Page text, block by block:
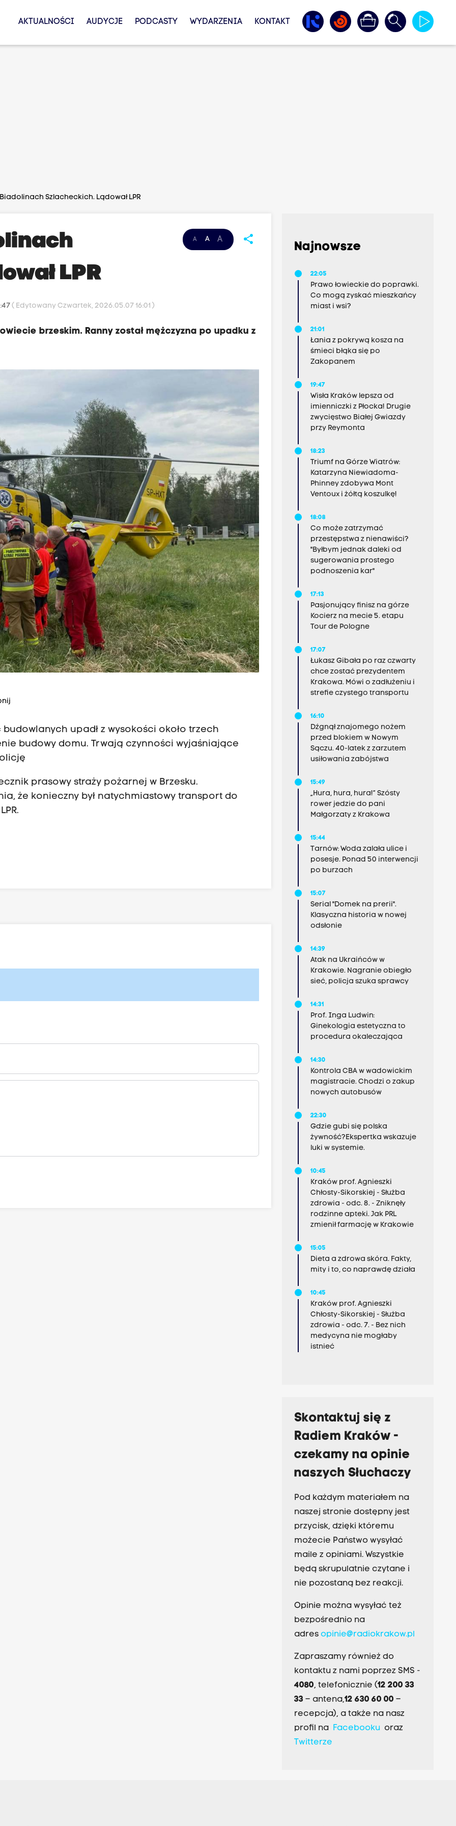
AKTUALNOŚCI AUDYCJE PODCASTY WYDARZENIA KONTAKT
Szlacheckich. Lądował LPR
A A A share
LPR
( Edytowany Czwartek, 2026.05.07 16:01 )
brzeskim. Ranny został mężczyzna po upadku z
upadł z wysokości około trzech
budowy domu. Trwają czynności wyjaśniające
prasowy straży pożarnej w Brzesku.
że konieczny był natychmiastowy transport do
Najnowsze
22:05
Prawo łowieckie do poprawki.
Co mogą zyskać mieszkańcy
miast i wsi?
21:01
Łania z pokrywą kosza na
śmieci błąka się po
Zakopanem
19:47
Wisła Kraków lepsza od
imienniczki z Płocka! Drugie
zwycięstwo Białej Gwiazdy
przy Reymonta
18:23
Triumf na Górze Wiatrów:
Katarzyna Niewiadoma-
Phinney zdobywa Mont
Ventoux i żółtą koszulkę!
18:08
Co może zatrzymać
przestępstwa z nienawiści?
"Byłbym jednak daleki od
sugerowania prostego
podnoszenia kar"
17:13
Pasjonujący finisz na górze
Kocierz na mecie 5. etapu
Tour de Pologne
17:07
Łukasz Gibała po raz czwarty
chce zostać prezydentem
Krakowa. Mówi o zadłużeniu i
strefie czystego transportu
16:10
Dźgnął znajomego nożem
przed blokiem w Nowym
Sączu. 40-latek z zarzutem
usiłowania zabójstwa
15:49
„Hura, hura, hura!” Szósty
rower jedzie do pani
Małgorzaty z Krakowa
15:44
Tarnów: Woda zalała ulice i
posesje. Ponad 50 interwencji
po burzach
15:07
Serial "Domek na prerii".
Klasyczna historia w nowej
odsłonie
14:39
Atak na Ukraińców w
Krakowie. Nagranie obiegło
sieć, policja szuka sprawcy
14:31
Prof. Inga Ludwin:
Ginekologia estetyczna to
procedura okaleczająca
14:30
Kontrola CBA w wadowickim
magistracie. Chodzi o zakup
nowych autobusów
22:30
Gdzie gubi się polska
żywność?Ekspertka wskazuje
luki w systemie.
10:45
Kraków prof. Agnieszki
Chłosty-Sikorskiej - Służba
zdrowia - odc. 8. - Zniknęły
rodzinne apteki. Jak PRL
zmienił farmację w Krakowie
15:05
Dieta a zdrowa skóra. Fakty,
mity i to, co naprawdę działa
10:45
Kraków prof. Agnieszki
Chłosty-Sikorskiej - Służba
zdrowia - odc. 7. - Bez nich
medycyna nie mogłaby
istnieć
Skontaktuj się z
Radiem Kraków -
czekamy na opinie
naszych Słuchaczy
Pod każdym materiałem na
naszej stronie dostępny jest
przycisk, dzięki któremu
możecie Państwo wysyłać
maile z opiniami. Wszystkie
będą skrupulatnie czytane i
nie pozostaną bez reakcji.
Opinie można wysyłać też
bezpośrednio na
adres opinie@radiokrakow.pl
Zapraszamy również do
kontaktu z nami poprzez SMS -
4080, telefonicznie (12 200 33
33– antena,12 630 60 00 –
recepcja), a także na nasz
profil na Facebookuoraz
Twitterze